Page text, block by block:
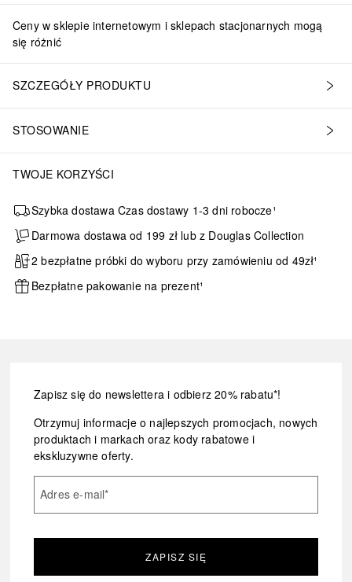
Ceny w sklepie internetowym i sklepach stacjonarnych mogą
się różnić
SZCZEGÓŁY PRODUKTU
STOSOWANIE
TWOJE KORZYŚCI
Szybka dostawa Czas dostawy 1-3 dni robocze¹
Darmowa dostawa od 199 zł lub z Douglas Collection
2 bezpłatne próbki do wyboru przy zamówieniu od 49zł¹
Bezpłatne pakowanie na prezent¹
Zapisz się do newslettera i odbierz 20% rabatu*!
Otrzymuj informacje o najlepszych promocjach, nowych
produktach i markach oraz kody rabatowe i
ekskluzywne oferty.
Adres e-mail*
ZAPISZ SIĘ